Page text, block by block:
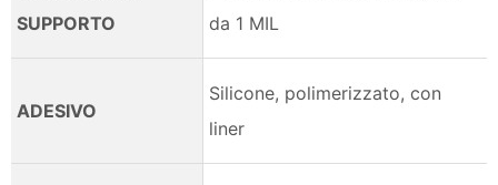
SUPPORTO
da 1 MIL
ADESIVO
Silicone, polimerizzato, con
liner